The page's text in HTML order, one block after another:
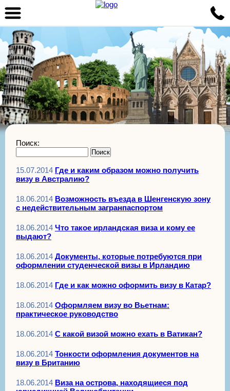
Поиск:
15.07.2014 Где и каким образом можно получить
визу в Австралию?
18.06.2014 Возможность въезда в Шенгенскую зону
с недействительным загранпаспортом
18.06.2014 Что такое ирландская виза и кому ее
выдают?
18.06.2014 Документы, которые потребуются при
оформлении студенческой визы в Ирландию
18.06.2014 Где и как можно оформить визу в Катар?
18.06.2014 Оформляем визу во Вьетнам:
практическое руководство
18.06.2014 С какой визой можно ехать в Ватикан?
18.06.2014 Тонкости оформления документов на
визу в Британию
18.06.2014 Виза на острова, находящиеся под